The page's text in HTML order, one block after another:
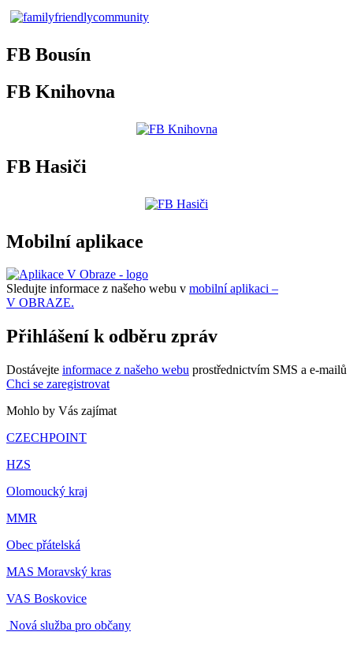
FB Bousín
FB Knihovna
FB Hasiči
Mobilní aplikace
Sledujte informace z našeho webu v mobilní aplikaci –
V OBRAZE.
Přihlášení k odběru zpráv
Dostávejte informace z našeho webu prostřednictvím SMS a e-mailů
Chci se zaregistrovat
Mohlo by Vás zajímat
CZECHPOINT
HZS
Olomoucký kraj
MMR
Obec přátelská
MAS Moravský kras
VAS Boskovice
Nová služba pro občany